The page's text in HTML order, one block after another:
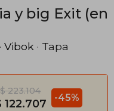
y big Exit (en
· Vibok · Tapa
$ 223.104
122.707 -45%